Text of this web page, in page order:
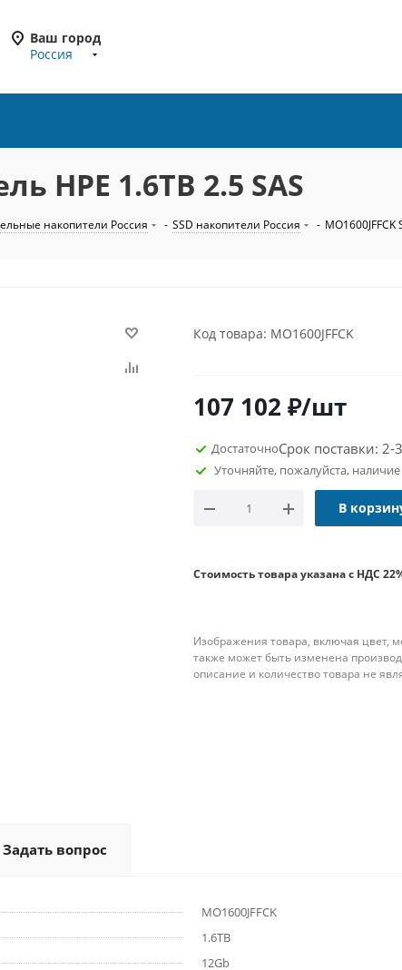
Ваш город
Россия
HPE 1.6TB 2.5 SAS
накопители Россия - SSD накопители Россия -
Код товара: MO1600JFFCK
107 102 ₽/шт
ДостаточноСрок поставки: 2-
Уточняйте, пожалуйста, наличие
В
Стоимость товара указана с НДС
Изображения товара, включая цвет,
также может быть изменена
описание и количество товара не
Задать вопрос
MO1600JFFCK
1.6TB
12Gb